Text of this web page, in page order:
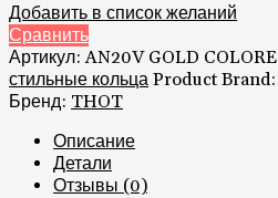
Добавить в список желаний
Сравнить
Артикул:AN20V GOLD COLORE
стильные кольца Product Brand:
Бренд: THOT
Описание
Детали
Отзывы (0)